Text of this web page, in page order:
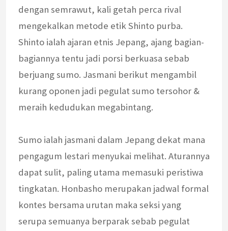
dengan semrawut, kali getah perca rival
mengekalkan metode etik Shinto purba.
Shinto ialah ajaran etnis Jepang, ajang bagian-
bagiannya tentu jadi porsi berkuasa sebab
berjuang sumo. Jasmani berikut mengambil
kurang oponen jadi pegulat sumo tersohor &
meraih kedudukan megabintang.
Sumo ialah jasmani dalam Jepang dekat mana
pengagum lestari menyukai melihat. Aturannya
dapat sulit, paling utama memasuki peristiwa
tingkatan. Honbasho merupakan jadwal formal
kontes bersama urutan maka seksi yang
serupa semuanya berparak sebab pegulat